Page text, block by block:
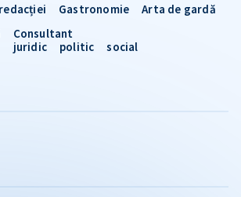
Gastronomie
Arta de gardă
Consultant
juridic
politic social